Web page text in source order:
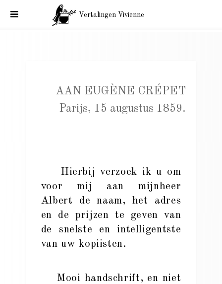
Vertalingen Vivienne
AAN EUGÈNE CRÉPET
Parijs, 15 augustus 1859.
Hierbij verzoek ik u om
voor mij aan mijnheer
Albert de naam, het adres
en de prijzen te geven van
de snelste en intelligentste
van uw kopiisten.
Mooi handschrift, en niet